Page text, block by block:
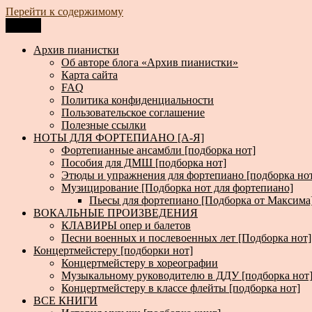
Перейти к содержимому
Архив пианистки
Всё для пианистов: ноты, книги, музыка, статьи…
Архив пианистки
Об авторе блога «Архив пианистки»
Карта сайта
FAQ
Политика конфиденциальности
Пользовательское соглашение
Полезные ссылки
НОТЫ ДЛЯ ФОРТЕПИАНО [А-Я]
Фортепианные ансамбли [подборка нот]
Пособия для ДМШ [подборка нот]
Этюды и упражнения для фортепиано [подборка
Музицирование [Подборка нот для фортепиано]
Пьесы для фортепиано [Подборка от
ВОКАЛЬНЫЕ ПРОИЗВЕДЕНИЯ
КЛАВИРЫ опер и балетов
Песни военных и послевоенных лет [Подборка нот]
Концертмейстеру [подборки нот]
Концертмейстеру в хореографии
Музыкальному руководителю в ДДУ [подборка нот]
Концертмейстеру в классе флейты [подборка нот]
ВСЕ КНИГИ